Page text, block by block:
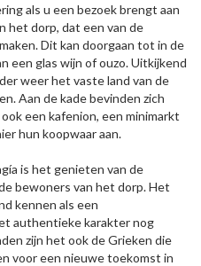
als u een bezoek brengt aan
het dorp, dat een van de
Dit kan doorgaan tot in de
een glas wijn of ouzo. Uitkijkend
weer het vaste land van de
Aan de kade bevinden zich
een kafenion, een minimarkt
hun koopwaar aan.
is het genieten van de
bewoners van het dorp. Het
kennen als een
authentieke karakter nog
zijn het ook de Grieken die
voor een nieuwe toekomst in